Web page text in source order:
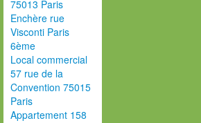
75013 Paris
Enchère rue
Visconti Paris
6ème
Local commercial
57 rue de la
Convention 75015
Paris
Appartement 158